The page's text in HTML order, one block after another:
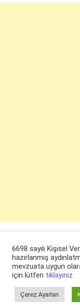
6698 sayılı Kişisel
hazırlanmış
mevzuata uygun
için lütfen tıklayınız.
Çerez Ayarları